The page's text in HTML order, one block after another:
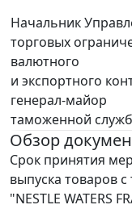
Начальник
торговых
валютного
и экспортного
генерал-майор
таможенной
Обзор
Срок принятия
выпуска товаров
"NESTLE WATERS